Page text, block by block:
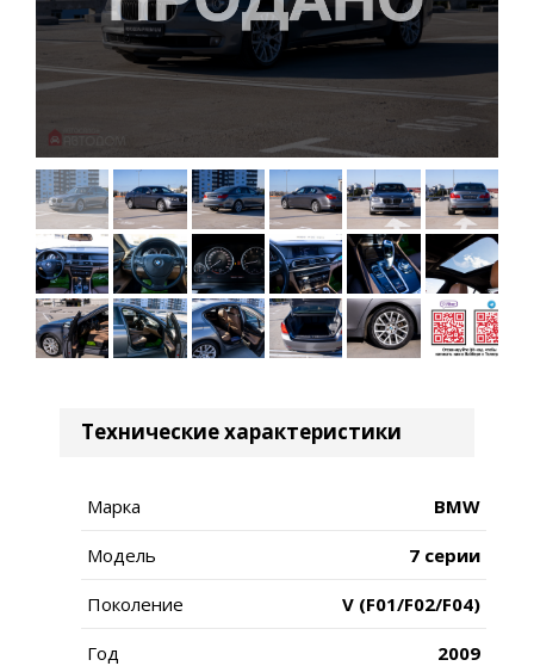
Технические характеристики
Марка BMW
Модель 7 серии
Поколение V (F01/F02/F04)
Год 2009